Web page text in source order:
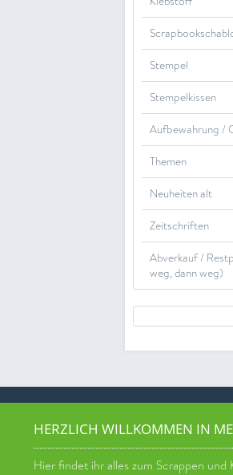
Stempel
Stempelkissen
Aufbewahrung /
Themen
Neuheiten alt
Zeitschriften
Abverkauf /
weg, dann weg)
HERZLICH WILLKOMMEN IN
Hier findet ihr alles zum Scrappen und